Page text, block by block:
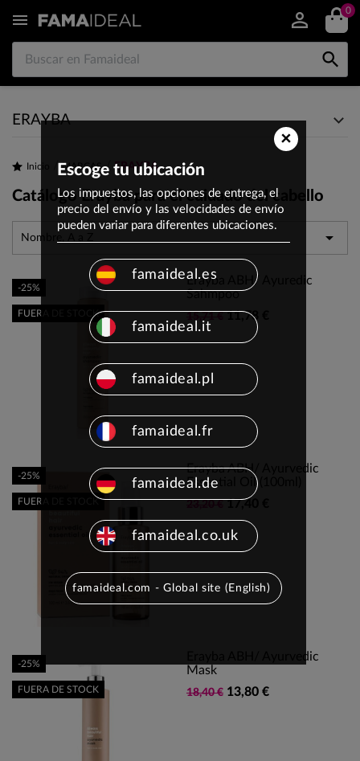
 0

ERAYBA
Inicio MARCAS ERAYBA
Catálogo Erayba para el cuidado del cabello
Nombre, A a Z 
Erayba ABH/ Ayuredic
Sahmpoo
11,78 €
-25%
FUERA DE STOCK
Erayba ABH/ Ayurvedic
Essential Oil (100ml)
17,40 €
-25%
FUERA DE STOCK
Erayba ABH/ Ayurvedic
Mask
18,40 € 13,80 €
-25%
FUERA DE STOCK
×
Escoge tu ubicación
Los impuestos, las opciones de entrega, el
precio del envío y las velocidades de envío
pueden variar para diferentes ubicaciones.
famaideal.es
famaideal.it
famaideal.pl
famaideal.fr
famaideal.de
famaideal.co.uk
famaideal.com - Global site (English)